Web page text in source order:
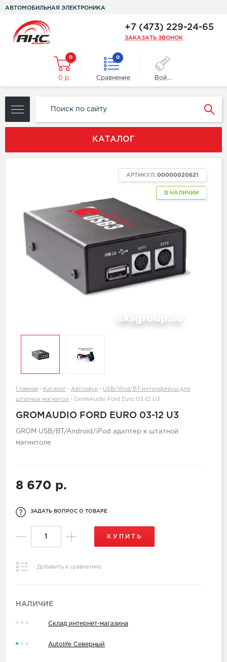
АВТОМОБИЛЬНАЯ ЭЛЕКТРОНИКА
+7 (473) 229-24-65
ЗАКАЗАТЬ ЗВОНОК
0
0 р.
0
Сравнение Войти
КАТАЛОГ
В НАЛИЧИИ
АРТИКУЛ: 00000020621
Главная - Каталог - Автозвук - USB/iPod/BT-интерфейсы для
штатных магнитол - GromAudio Ford Euro 03-12 U3
GROMAUDIO FORD EURO 03-12 U3
GROM USB/BT/Android/iPod адаптер к штатной
магнитоле
8 670 р.
ЗАДАТЬ ВОПРОС О ТОВАРЕ
КУПИТЬ
Добавить к сравнению
НАЛИЧИЕ
Склад интернет-магазина
Autolife Северный